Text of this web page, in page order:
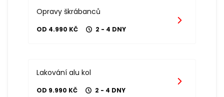
Opravy škrábanců
OD 4.990 KČ 2 - 4 DNY
Lakování alu kol
OD 9.990 KČ 2 - 4 DNY